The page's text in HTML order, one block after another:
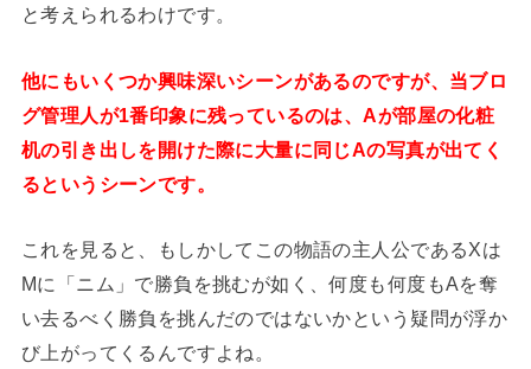
と考えられるわけです。
他にもいくつか興味深いシーンがあるのですが、当ブロ
グ管理人が1番印象に残っているのは、Aが部屋の化粧
机の引き出しを開けた際に大量に同じAの写真が出てく
るというシーンです。
これを見ると、もしかしてこの物語の主人公であるXは
Mに「ニム」で勝負を挑むが如く、何度も何度もAを奪
い去るべく勝負を挑んだのではないかという疑問が浮か
び上がってくるんですよね。